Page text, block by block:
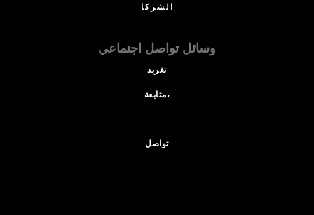
الشركا
وسائل تواصل اجتماعي
تغريد
متابعة،
تواصل